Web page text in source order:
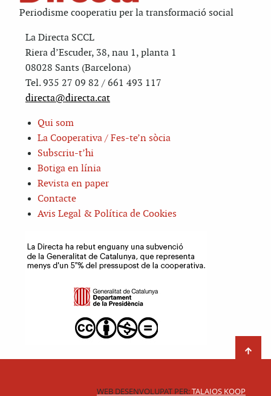
Periodisme cooperatiu per la transformació social
La Directa SCCL
Riera d’Escuder, 38, nau 1, planta 1
08028 Sants (Barcelona)
Tel. 935 27 09 82 / 661 493 117
directa@directa.cat
Qui som
La Cooperativa / Fes-te’n sòcia
Subscriu-t’hi
Botiga en línia
Revista en paper
Contacte
Avis Legal & Política de Cookies
WEB DESENVOLUPAT PER:TALAIOS KOOP